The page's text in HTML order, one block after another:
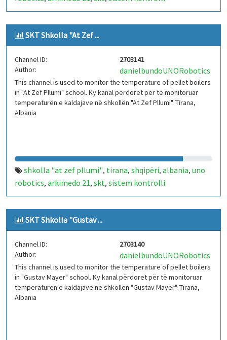
temperature,iot,arduino,kaldajë
SKT Shkolla "At Zef ...
Channel ID:
2703141
Author:
danielbundoUNORobotics
This channel is used to monitor the temperature of pellet boilers
in "At Zef Pllumi" school. Ky kanal përdoret për të monitoruar
temperaturën e kaldajave në shkollën "At Zef Pllumi". Tirana,
Albania
shkolla "at zef pllumi", tirana, shqipëri, albania, uno
robotics, arkimedo 21, skt, sistem kontrolli
temperature,iot,arduino,kaldajë
SKT Shkolla "Gustav ...
Channel ID:
2703140
Author:
danielbundoUNORobotics
This channel is used to monitor the temperature of pellet boilers
in "Gustav Mayer" school. Ky kanal përdoret për të monitoruar
temperaturën e kaldajave në shkollën "Gustav Mayer". Tirana,
Albania